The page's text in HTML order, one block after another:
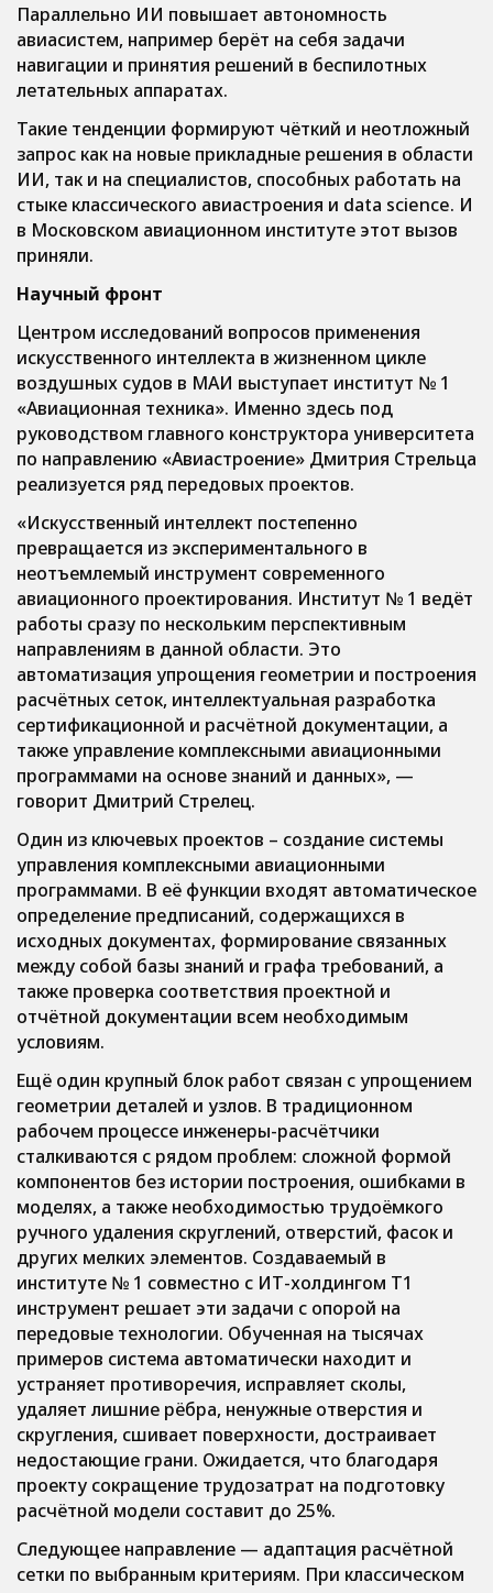
Параллельно ИИ повышает автономность
авиасистем, например берёт на себя задачи
навигации и принятия решений в беспилотных
летательных аппаратах.
Такие тенденции формируют чёткий и неотложный
запрос как на новые прикладные решения в области
ИИ, так и на специалистов, способных работать на
стыке классического авиастроения и data science. И
в Московском авиационном институте этот вызов
приняли.
Научный фронт
Центром исследований вопросов применения
искусственного интеллекта в жизненном цикле
воздушных судов в МАИ выступает институт № 1
«Авиационная техника». Именно здесь под
руководством главного конструктора университета
по направлению «Авиастроение» Дмитрия Стрельца
реализуется ряд передовых проектов.
«Искусственный интеллект постепенно
превращается из экспериментального в
неотъемлемый инструмент современного
авиационного проектирования. Институт № 1 ведёт
работы сразу по нескольким перспективным
направлениям в данной области. Это
автоматизация упрощения геометрии и построения
расчётных сеток, интеллектуальная разработка
сертификационной и расчётной документации, а
также управление комплексными авиационными
программами на основе знаний и данных», —
говорит Дмитрий Стрелец.
Один из ключевых проектов – создание системы
управления комплексными авиационными
программами. В её функции входят автоматическое
определение предписаний, содержащихся в
исходных документах, формирование связанных
между собой базы знаний и графа требований, а
также проверка соответствия проектной и
отчётной документации всем необходимым
условиям.
Ещё один крупный блок работ связан с упрощением
геометрии деталей и узлов. В традиционном
рабочем процессе инженеры-расчётчики
сталкиваются с рядом проблем: сложной формой
компонентов без истории построения, ошибками в
моделях, а также необходимостью трудоёмкого
ручного удаления скруглений, отверстий, фасок и
других мелких элементов. Создаваемый в
институте № 1 совместно с ИТ-холдингом Т1
инструмент решает эти задачи с опорой на
передовые технологии. Обученная на тысячах
примеров система автоматически находит и
устраняет противоречия, исправляет сколы,
удаляет лишние рёбра, ненужные отверстия и
скругления, сшивает поверхности, достраивает
недостающие грани. Ожидается, что благодаря
проекту сокращение трудозатрат на подготовку
расчётной модели составит до 25%.
Следующее направление — адаптация расчётной
сетки по выбранным критериям. При классическом